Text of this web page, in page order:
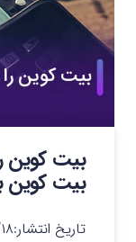
بیت کوین
بیت کوین
تاریخ انتشار: